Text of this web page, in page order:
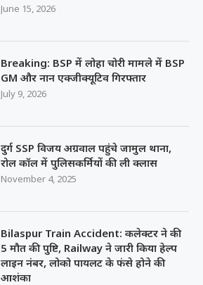
June 15, 2026
Breaking: BSP में लोहा चोरी मामले में BSP
GM और नान एक्जीक्यूटिव गिरफ्तार
July 9, 2026
दुर्ग SSP विजय अग्रवाल पहुंचे जामुल थाना,
रोल कॉल में पुलिसकर्मियों की ली क्लास
November 4, 2025
Bilaspur Train Accident: कलेक्टर ने की
5 मौत की पुष्टि, Railway ने जारी किया हेल्प
लाइन नंबर, लोको पायलट के फंसे होने की
आशंका